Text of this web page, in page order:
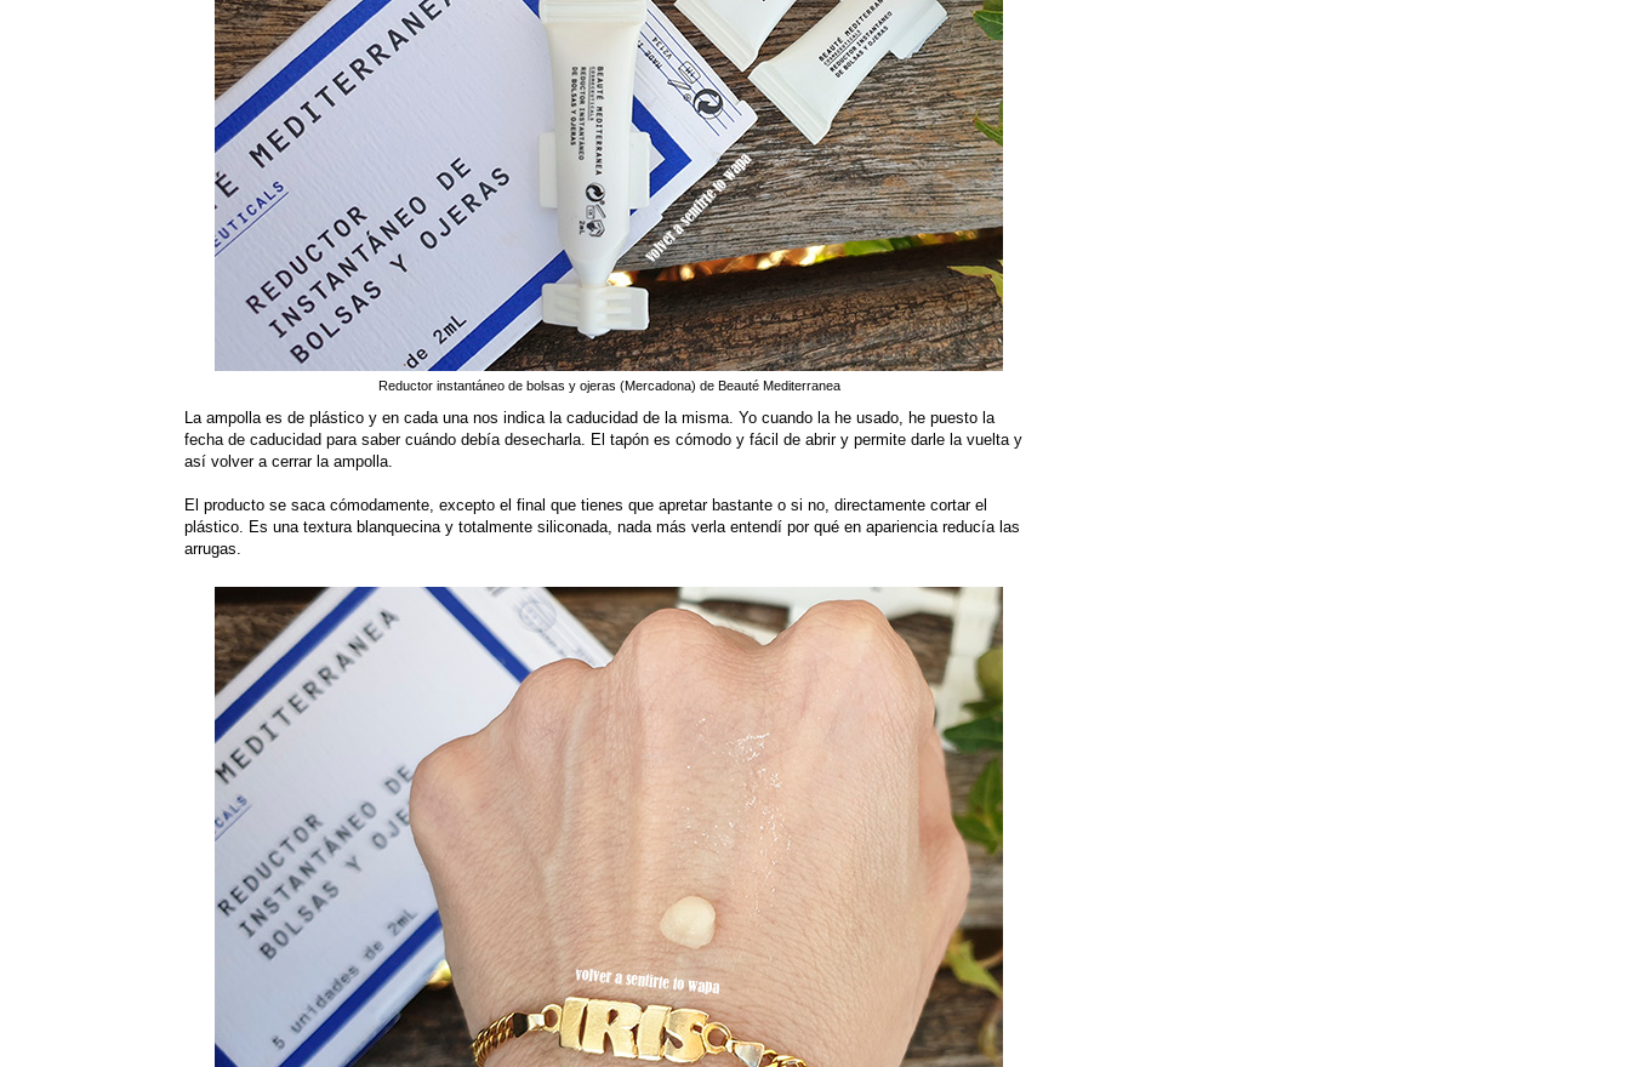
Reductor instantáneo de bolsas y ojeras (Mercadona) de Beauté Mediterranea
La ampolla es de plástico y en cada una nos indica la caducidad de la misma. Yo cuando la he usado, he puesto la
fecha de caducidad para saber cuándo debía desecharla. El tapón es cómodo y fácil de abrir y permite darle la vuelta y
así volver a cerrar la ampolla.
El producto se saca cómodamente, excepto el final que tienes que apretar bastante o si no, directamente cortar el
plástico. Es una textura blanquecina y totalmente siliconada, nada más verla entendí por qué en apariencia reducía las
arrugas.